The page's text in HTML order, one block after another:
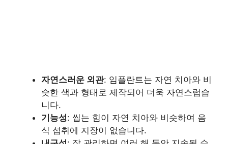
자연스러운 외관: 임플란트는 자연 치아와 비
슷한 색과 형태로 제작되어 더욱 자연스럽습
니다.
기능성: 씹는 힘이 자연 치아와 비슷하여 음
식 섭취에 지장이 없습니다.